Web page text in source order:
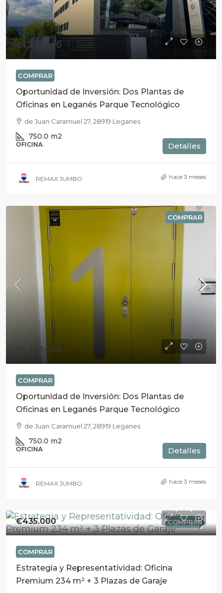
€1.320.000
COMPRAR
Oportunidad de Inversión: Dos Plantas de
Oficinas en Leganés Parque Tecnológico
de Juan Caramuel 27, 28919 Leganes
750.0 m2
OFICINA Detalles
REMAX JUMBO hace 3 meses
COMPRAR
€1.320.000
COMPRAR
Oportunidad de Inversión: Dos Plantas de
Oficinas en Leganés Parque Tecnológico
de Juan Caramuel 27, 28919 Leganes
750.0 m2
OFICINA Detalles
REMAX JUMBO hace 3 meses
COMPRAR
€435.000
COMPRAR
Estrategia y Representatividad: Oficina
Premium 234 m² + 3 Plazas de Garaje